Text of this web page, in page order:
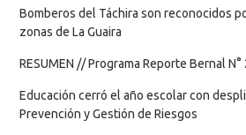
Bomberos del Táchira son reconocidos
zonas de La Guaira
RESUMEN // Programa Reporte Bernal N°
Educación cerró el año escolar con
Prevención y Gestión de Riesgos